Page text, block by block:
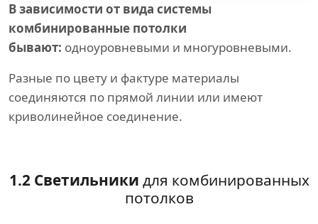
В зависимости от вида системы
комбинированные потолки
бывают: одноуровневыми и многуровневыми.
Разные по цвету и фактуре материалы
соединяются по прямой линии или имеют
криволинейное соединение.
1.2 Светильники для комбинированных
потолков